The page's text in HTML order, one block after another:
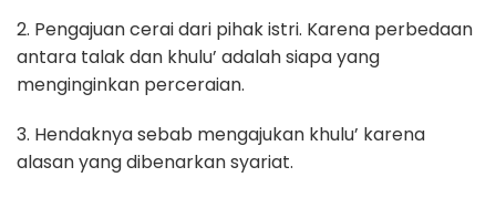
2. Pengajuan cerai dari pihak istri. Karena perbedaan
antara talak dan khulu’ adalah siapa yang
menginginkan perceraian.
3. Hendaknya sebab mengajukan khulu’ karena
alasan yang dibenarkan syariat.